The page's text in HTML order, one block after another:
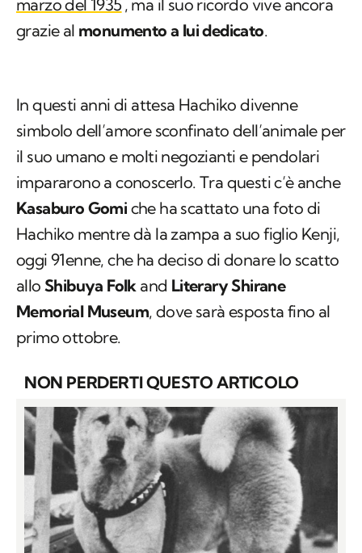
In questi anni di attesa Hachiko divenne
impararono a conoscerlo. Tra questi c’è anche
Kasaburo Gomiche ha scattato una foto di
Hachiko mentre dà la zampa a suo figlio Kenji,
oggi 91enne, che ha deciso di donare lo scatto
alloShibuya FolkandLiterary Shirane
Memorial Museum, dove sarà esposta fino al
primo ottobre.
NON PERDERTI QUESTO ARTICOLO
Hachiko ha 100 anni: una settimana di